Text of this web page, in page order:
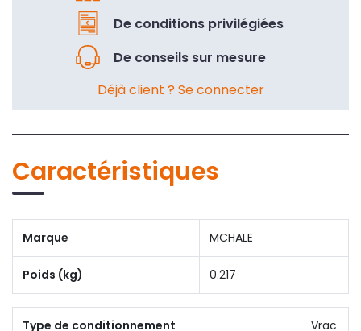
De conditions privilégiées
De conseils sur mesure
Déjà client ? Se connecter
Caractéristiques
Marque MCHALE
Poids (kg) 0.217
Type de conditionnement Vrac